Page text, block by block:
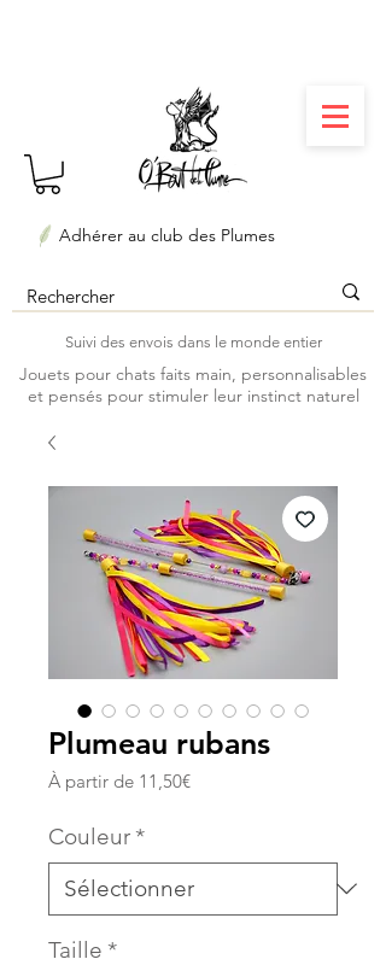
Suivi des envois dans le monde entier
Adhérer au club des Plumes
Jouets pour chats faits main, personnalisables
et pensés pour stimuler leur instinct naturel
Plumeau rubans
À partir de 11,50€Prix
Couleur *
Taille *